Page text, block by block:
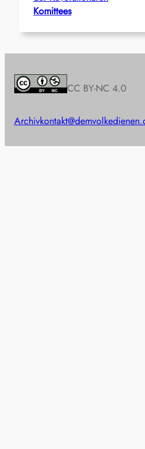
Komittees
CC BY-NC 4.0
Archiv